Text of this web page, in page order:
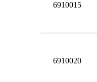
6910015
6910020